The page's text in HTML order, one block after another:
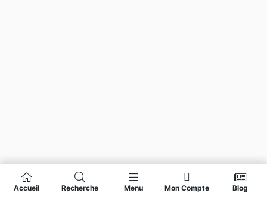
Accueil Recherche Menu Mon Compte Blog